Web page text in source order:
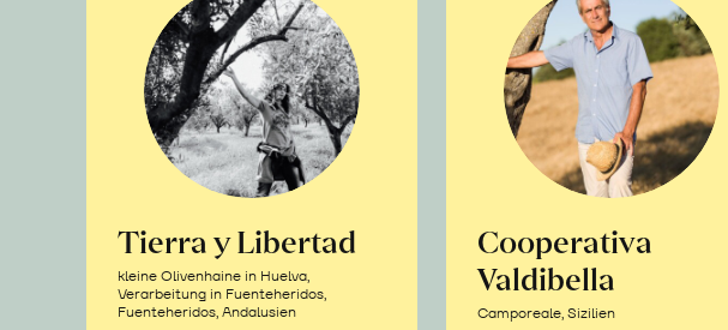
Tierra y Libertad
kleine Olivenhaine in Huelva,
Verarbeitung in Fuenteheridos,
Fuenteheridos, Andalusien
Cooperativa
Valdibella
Camporeale, Sizilien